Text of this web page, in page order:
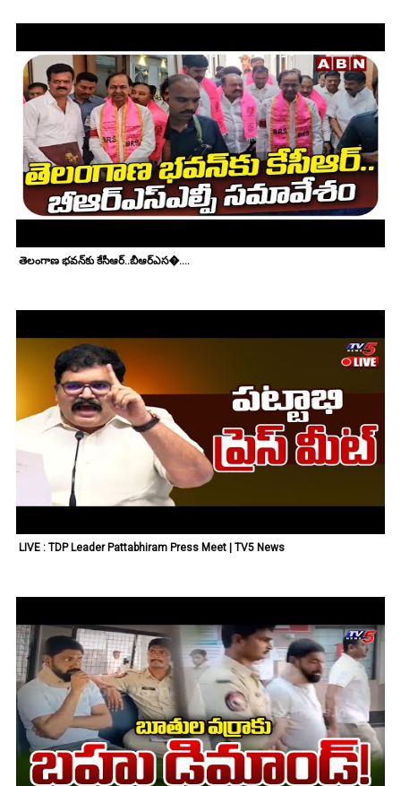
తెలంగాణ భవన్‌కు కేసీఆర్..బీఆర్ఎస�....
LIVE : TDP Leader Pattabhiram Press Meet | TV5 News